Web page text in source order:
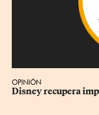
OPINIÓN
Disney recupera